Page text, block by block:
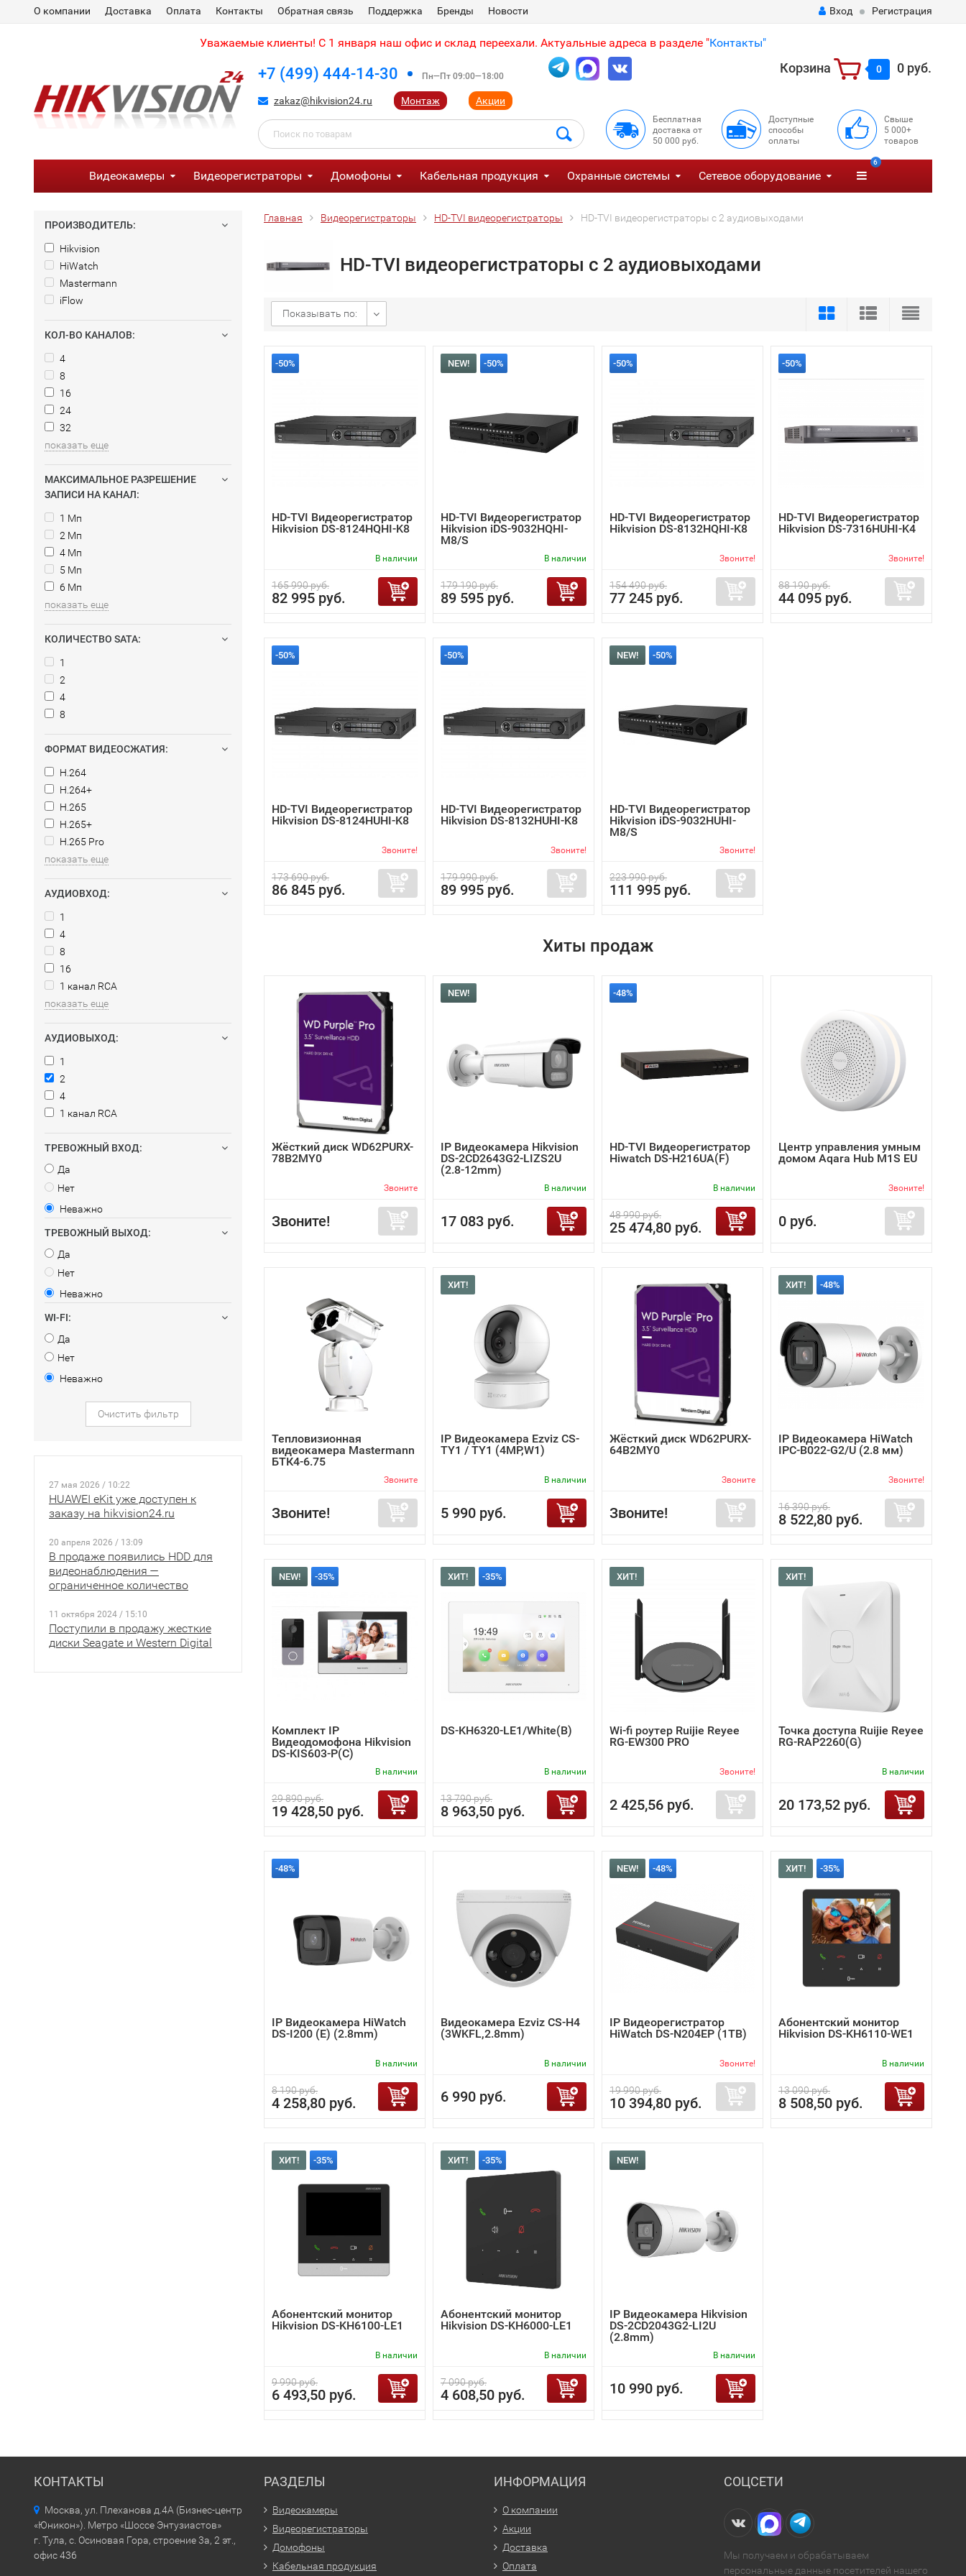
О компании Доставка Оплата Контакты Обратная связь Поддержка Бренды Новости Вход Регистрация
Уважаемые клиенты! С 1 января наш офис и склад переехали. Актуальные адреса в разделе "Контакты"
+7 (499) 444-14-30 Пн—Пт 09:00—18:00
zakaz@hikvision24.ru Монтаж Акции
Корзина 0 0 руб.
Бесплатная
доставка от
50 000 руб.
Доступные
способы
оплаты
Свыше
5 000+
товаров
Видеокамеры Видеорегистраторы Домофоны Кабельная продукция Охранные системы Сетевое оборудование
6
ПРОИЗВОДИТЕЛЬ:
Hikvision
HiWatch
Mastermann
iFlow
КОЛ-ВО КАНАЛОВ:
4
8
16
24
32
показать еще
МАКСИМАЛЬНОЕ РАЗРЕШЕНИЕ
ЗАПИСИ НА КАНАЛ:
1 Мп
2 Мп
4 Мп
5 Мп
6 Мп
показать еще
КОЛИЧЕСТВО SATA:
1
2
4
8
ФОРМАТ ВИДЕОСЖАТИЯ:
H.264
H.264+
H.265
H.265+
H.265 Pro
показать еще
АУДИОВХОД:
1
4
8
16
1 канал RCA
показать еще
АУДИОВЫХОД:
1
2
4
1 канал RCA
ТРЕВОЖНЫЙ ВХОД:
Да
Нет
Неважно
ТРЕВОЖНЫЙ ВЫХОД:
Да
Нет
Неважно
WI-FI:
Да
Нет
Неважно
Очистить фильтр
27 мая 2026 / 10:22
HUAWEI eKit уже доступен к
заказу на hikvision24.ru
20 апреля 2026 / 13:09
В продаже появились HDD для
видеонаблюдения —
ограниченное количество
11 октября 2024 / 15:10
Поступили в продажу жесткие
диски Seagate и Western Digital
Главная Видеорегистраторы HD-TVI видеорегистраторы HD-TVI видеорегистраторы с 2 аудиовыходами
HD-TVI видеорегистраторы с 2 аудиовыходами
Показывать по:
-50%
HD-TVI Видеорегистратор
Hikvision DS-8124HQHI-K8
В наличии
165 990 руб.
82 995 руб.
NEW! -50%
HD-TVI Видеорегистратор
Hikvision iDS-9032HQHI-
M8/S
В наличии
179 190 руб.
89 595 руб.
-50%
HD-TVI Видеорегистратор
Hikvision DS-8132HQHI-K8
Звоните!
154 490 руб.
77 245 руб.
-50%
HD-TVI Видеорегистратор
Hikvision DS-7316HUHI-K4
Звоните!
88 190 руб.
44 095 руб.
-50%
HD-TVI Видеорегистратор
Hikvision DS-8124HUHI-K8
Звоните!
173 690 руб.
86 845 руб.
-50%
HD-TVI Видеорегистратор
Hikvision DS-8132HUHI-K8
Звоните!
179 990 руб.
89 995 руб.
NEW! -50%
HD-TVI Видеорегистратор
Hikvision iDS-9032HUHI-
M8/S
Звоните!
223 990 руб.
111 995 руб.
Хиты продаж
Жёсткий диск WD62PURX-
78B2MY0
Звоните
Звоните!
NEW!
IP Видеокамера Hikvision
DS-2CD2643G2-LIZS2U
(2.8-12mm)
В наличии
17 083 руб.
-48%
HD-TVI Видеорегистратор
Hiwatch DS-H216UA(F)
В наличии
48 990 руб.
25 474,80 руб.
Центр управления умным
домом Aqara Hub M1S EU
Звоните!
0 руб.
Тепловизионная
видеокамера Mastermann
БТК4-6.75
Звоните
Звоните!
ХИТ!
IP Видеокамера Ezviz CS-
TY1 / TY1 (4MP,W1)
В наличии
5 990 руб.
Жёсткий диск WD62PURX-
64B2MY0
Звоните
Звоните!
ХИТ! -48%
IP Видеокамера HiWatch
IPC-B022-G2/U (2.8 мм)
Звоните!
16 390 руб.
8 522,80 руб.
NEW! -35%
Комплект IP
Видеодомофона Hikvision
DS-KIS603-P(C)
В наличии
29 890 руб.
19 428,50 руб.
ХИТ! -35%
DS-KH6320-LE1/White(B)
В наличии
13 790 руб.
8 963,50 руб.
ХИТ!
Wi-fi роутер Ruijie Reyee
RG-EW300 PRO
Звоните!
2 425,56 руб.
ХИТ!
Точка доступа Ruijie Reyee
RG-RAP2260(G)
В наличии
20 173,52 руб.
-48%
IP Видеокамера HiWatch
DS-I200 (E) (2.8mm)
В наличии
8 190 руб.
4 258,80 руб.
Видеокамера Ezviz CS-H4
(3WKFL,2.8mm)
В наличии
6 990 руб.
NEW! -48%
IP Видеорегистратор
HiWatch DS-N204EP (1TB)
Звоните!
19 990 руб.
10 394,80 руб.
ХИТ! -35%
Абонентский монитор
Hikvision DS-KH6110-WE1
В наличии
13 090 руб.
8 508,50 руб.
ХИТ! -35%
Абонентский монитор
Hikvision DS-KH6100-LE1
В наличии
9 990 руб.
6 493,50 руб.
ХИТ! -35%
Абонентский монитор
Hikvision DS-KH6000-LE1
В наличии
7 090 руб.
4 608,50 руб.
NEW!
IP Видеокамера Hikvision
DS-2CD2043G2-LI2U
(2.8mm)
В наличии
10 990 руб.
КОНТАКТЫ
Москва, ул. Плеханова д.4А (Бизнес-центр
«Юникон»). Метро «Шоссе Энтузиастов»
г. Тула, с. Осиновая Гора, строение 3а, 2 эт.,
офис 436
РАЗДЕЛЫ
Видеокамеры
Видеорегистраторы
Домофоны
Кабельная продукция
ИНФОРМАЦИЯ
О компании
Акции
Доставка
Оплата
СОЦСЕТИ
Мы получаем и обрабатываем
персональные данные посетителей нашего